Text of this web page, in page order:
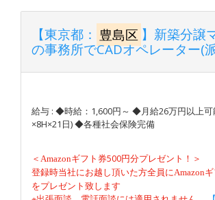
【東京都： 豊島区 】新築分譲
の事務所でCADオペレーター(
給与 : ◆時給：1,600円～ ◆月給26万円以上可
×8H×21日) ◆各種社会保険完備
＜ Amazonギフト券500円分プレゼント！＞
登録時当社にお越し頂いた方全員にAmazon
をプレゼント致します